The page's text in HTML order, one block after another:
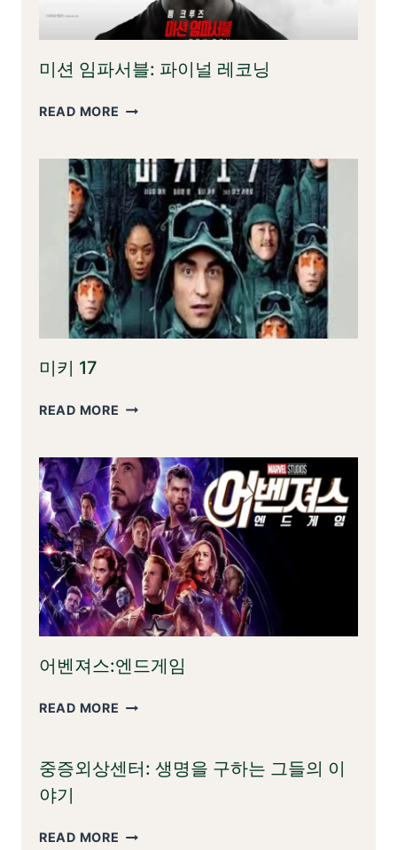
미션 임파서블: 파이널 레코닝
READ MORE 미
파
서
블:
파
이
널
레
코
닝
미키 17
READ MORE 미
어벤져스:엔드게임
READ MORE 어
스:
중증외상센터: 생명을 구하는 그들의 이
야기
READ MORE 중